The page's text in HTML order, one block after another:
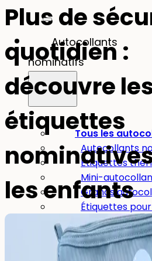
Autocollants
nominatifs
Tous les
Autocollants
Étiquettes
Mini-
Grands
Étiquettes
Autres usages :
Autocollants
0
Plus de
quotidien :
découvre
étiquettes
les enfants